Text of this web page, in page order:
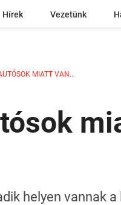
Hírek Vezetünk
MIATT VAN...
helyen vannak